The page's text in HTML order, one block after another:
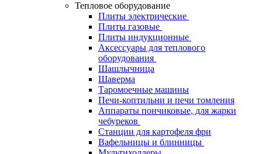
Тепловое оборудование
Плиты электрические
Плиты газовые
Плиты индукционные
Аксессуары для теплового
оборудования
Шашлычница
Шаверма
Таромоечные машины
Печи-коптильни и печи томления
Аппараты пончиковые, для жарки
чебуреков
Станции для картофеля фри
Вафельницы и блинницы